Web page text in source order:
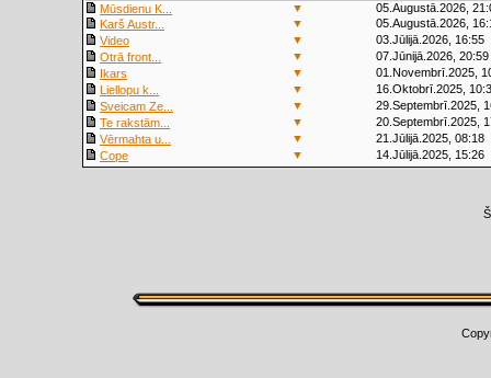
Mūsdienu K... ▼
05.Augustā.2026,
Karš Austr...
▼
05.Augustā.2026,
Video
▼
03.Jūlijā.2026, 16:55
Otrā front...
▼
07.Jūnijā.2026, 20:59
Ikars
▼
01.Novembrī.2025,
Liellopu k...
▼
16.Oktobrī.2025,
Sveicam Ze...
▼
29.Septembrī.2025,
Te rakstām...
▼
20.Septembrī.2025,
Vērmahta u...
▼
21.Jūlijā.2025, 08:18
Cope
▼ 14.Jūlijā.2025, 15:26